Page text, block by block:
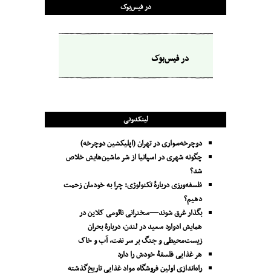
در فیس‌بوک
در فیس‌بوک
لینکدونی
دوچرخه‌سواری در تهران (اپلیکشین دوچرخه)
چگونه شهری در اسپانیا از شر ماشین‌هایش خلاص
شد؟
فلسفه‌ورزی دربارهٔ تکنولوژی: چرا به خودمان زحمت
دهیم؟
بگذار غرق شوند—سخنرانی نائومی کلاین در
همایش ادوارد سعید در لندن، دربارۀ بحران
زیست‌محیطی و جنگ بر سر نفت، آب و خاک
هر غذایی فلسفۀ خودش را دارد
راه‌اندازی اولین فروشگاه مواد غذایی تاریخ‌گذشته